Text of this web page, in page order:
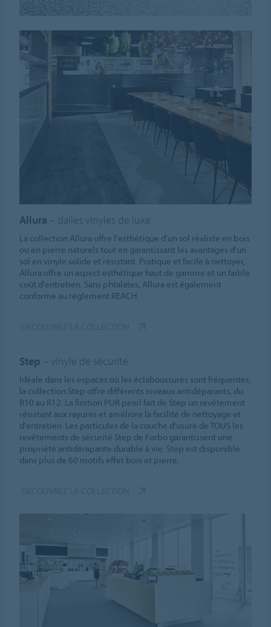
Allura – dalles vinyles de luxe
La collection Allura offre l'esthétique d'un sol réaliste en bois
ou en pierre naturels tout en garantissant les avantages d'un
sol en vinyle solide et résistant. Pratique et facile à nettoyer,
Allura offre un aspect esthétique haut de gamme et un faible
coût d'entretien. Sans phtalates, Allura est également
conforme au règlement REACH.
Step – vinyle de sécurité
Idéale dans les espaces où les éclaboussures sont fréquentes,
la collection Step offre différents niveaux antidéparants, du
R10 au R12. La finition PUR pearl fait de Step un revêtement
résistant aux rayures et améliore la facilité de nettoyage et
d'entretien. Les particules de la couche d'usure de TOUS les
revêtements de sécurité Step de Forbo garantissent une
propriété antidérapante durable à vie. Step est disponible
dans plus de 60 motifs effet bois et pierre.